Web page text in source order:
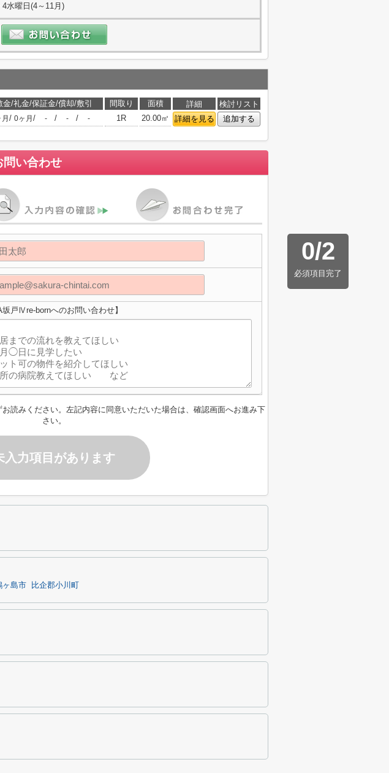
水曜日(4～11月)
金/礼金/保証金/償却/敷引 間取り 面積 詳細
検討リスト
/ 0ヶ月 / - / - / - 1R 20.00㎡ 詳細を見る 追加する
問い合わせ
0/2
必須項目完了
坂戸Ⅳre-bornへのお問い合わせ】
お読みください。左記内容に同意いただいた場合は、確認画面へお進み下
さい。
入力項目があります
ヶ島市 比企郡小川町